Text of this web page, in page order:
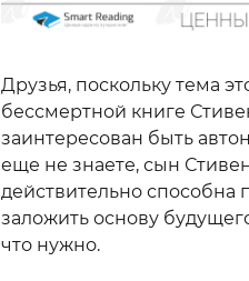
Друзья, поскольку тема
бессмертной книге
заинтересован быть
еще не знаете, сын
действительно способна
заложить основу
что нужно.